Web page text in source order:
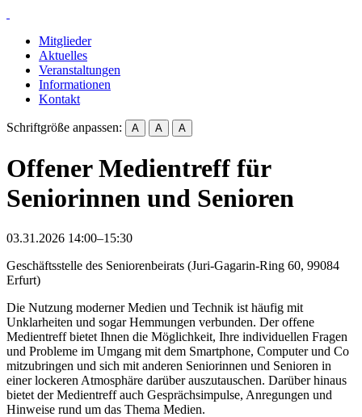
Mitglieder
Aktuelles
Veranstaltungen
Informationen
Kontakt
Schriftgröße anpassen: A A A
Offener Medientreff für
Seniorinnen und Senioren
03.31.2026 14:00–15:30
Geschäftsstelle des Seniorenbeirats (Juri-Gagarin-Ring 60, 99084
Erfurt)
Die Nutzung moderner Medien und Technik ist häufig mit
Unklarheiten und sogar Hemmungen verbunden. Der offene
Medientreff bietet Ihnen die Möglichkeit, Ihre individuellen Fragen
und Probleme im Umgang mit dem Smartphone, Computer und Co
mitzubringen und sich mit anderen Seniorinnen und Senioren in
einer lockeren Atmosphäre darüber auszutauschen. Darüber hinaus
bietet der Medientreff auch Gesprächsimpulse, Anregungen und
Hinweise rund um das Thema Medien.